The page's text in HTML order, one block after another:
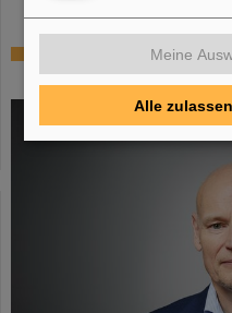
Thomas Nilsson
Swedish Academy
Meine
Alle